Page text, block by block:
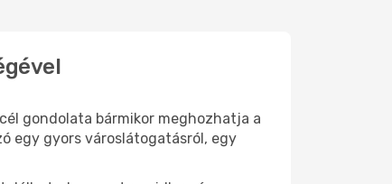
gondolata bármikor meghozhatja a
egy gyors városlátogatásról, egy